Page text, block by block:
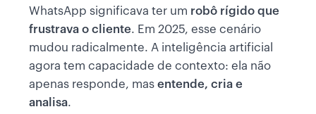
WhatsApp significava ter um robô rígido que
frustrava o cliente. Em 2025, esse cenário
mudou radicalmente. A inteligência artificial
agora tem capacidade de contexto: ela não
apenas responde, mas entende, cria e
analisa.